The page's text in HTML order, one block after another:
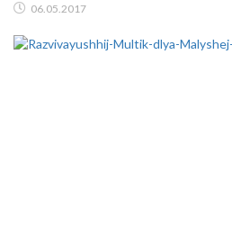
06.05.2017